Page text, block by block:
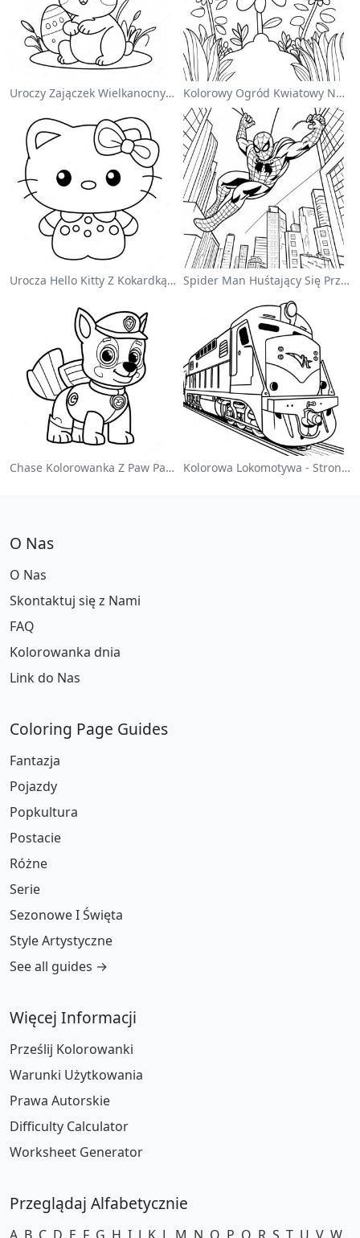
Uroczy Zajączek Wielkanocny Na Kolorowance Kolorowy Ogród Kwiatowy Na Kolorowance
Urocza Hello Kitty Z Kokardką - Kolorowanka Spider Man Huśtający Się Przez Miasto - Kolorowanka
Chase Kolorowanka Z Paw Patrol Kolorowa Lokomotywa - Strona Do Kolorowania
O Nas
O Nas
Skontaktuj się z Nami
FAQ
Kolorowanka dnia
Link do Nas
Coloring Page Guides
Fantazja
Pojazdy
Popkultura
Postacie
Różne
Serie
Sezonowe I Święta
Style Artystyczne
See all guides →
Więcej Informacji
Prześlij Kolorowanki
Warunki Użytkowania
Prawa Autorskie
Difficulty Calculator
Worksheet Generator
Przeglądaj Alfabetycznie